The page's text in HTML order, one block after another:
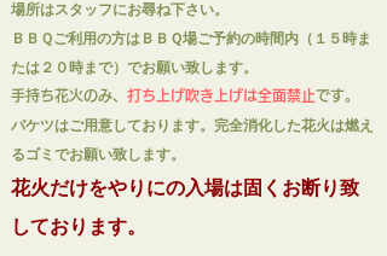
場所はスタッフにお尋ね下さい。
Ｂ ＢＱご利用の方はＢＢＱ場ご予約の時間内（１５時ま
たは２０時まで）でお願い致します。
手持ち花火のみ、 打ち上げ吹き上げは全面禁止です。
バケツはご用意しております。 完全消化した花火は燃え
るゴミでお願い致します。
花火だけをやりにの入場は固くお断り致
しております。